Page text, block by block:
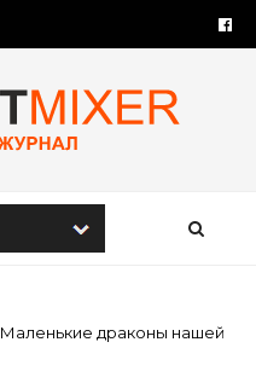
Маленькие драконы нашей